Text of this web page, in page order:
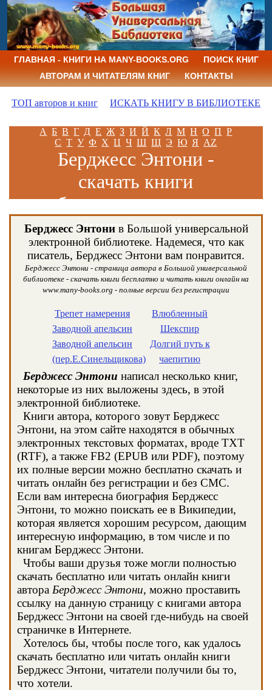
ГЛАВНАЯ - КНИГИ НА MANY-BOOKS.ORG
ПОИСК КНИГ
АВТОРАМ И ЧИТАТЕЛЯМ КНИГ
КОНТАКТЫ
ТОП авторов и книг ИСКАТЬ КНИГУ В БИБЛИОТЕКЕ
А Б В Г Д Е Ж З И Й К Л М Н О П Р
С Т У Ф Х Ц Ч Ш Щ Э Ю Я AZ
Берджесс Энтони -
скачать книги
бесплатно и читать
книги онлайн
Берджесс Энтонив Большой универсальной
электронной библиотеке. Надемеся, что как
писатель, Берджесс Энтони вам понравится.
Берджесс Энтони - страница автора в Большой универсальной
библиотеке - скачать книги бесплатно и читать книги онлайн на
www.many-books.org - полные версии без регистрации
Трепет намерения
Заводной апельсин
Заводной апельсин
(пер.Е.Синельщикова)
Влюбленный
Шекспир
Долгий путь к
чаепитию
Берджесс Энтони написал несколько книг,
некоторые из них выложены здесь, в этой
электронной библиотеке.
Книги автора, которого зовут Берджесс
Энтони, на этом сайте находятся в обычных
электронных текстовых форматах, вроде TXT
(RTF), а также FB2 (EPUB или PDF), поэтому
их полные версии можно бесплатно скачать и
читать онлайн без регистрации и без СМС.
Если вам интересна биография Берджесс
Энтони, то можно поискать ее в Википедии,
которая является хорошим ресурсом, дающим
интересную информацию, в том числе и по
книгам Берджесс Энтони.
Чтобы ваши друзья тоже могли полностью
скачать бесплатно или читать онлайн книги
автора Берджесс Энтони, можно проставить
ссылку на данную страницу с книгами автора
Берджесс Энтони на своей где-нибудь на своей
страничке в Интернете.
Хотелось бы, чтобы после того, как удалось
скачать бесплатно или читать онлайн книги
Берджесс Энтони, читатели получили бы то,
что хотели.